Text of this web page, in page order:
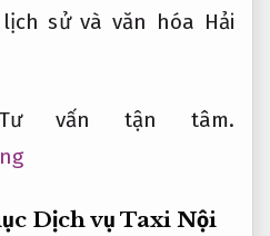
sử và văn hóa Hải
Tư vấn tận tâm.
Dịch vụ Taxi Nội